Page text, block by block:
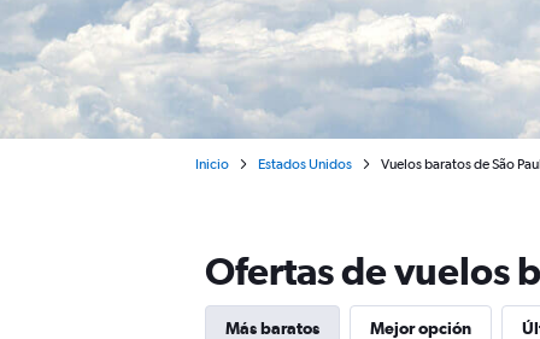
Inicio Estados Unidos Vuelos baratos de São
Ofertas de vuelos
Más baratos Mejor opción